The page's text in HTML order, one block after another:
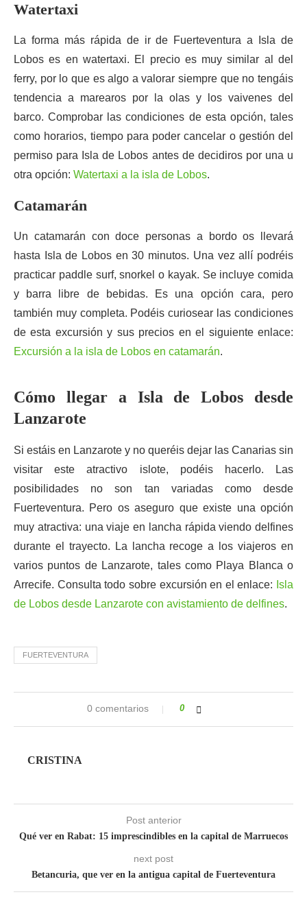
Watertaxi
La forma más rápida de ir de Fuerteventura a Isla de
Lobos es en watertaxi. El precio es muy similar al del
ferry, por lo que es algo a valorar siempre que no tengáis
tendencia a marearos por la olas y los vaivenes del
barco. Comprobar las condiciones de esta opción, tales
como horarios, tiempo para poder cancelar o gestión del
permiso para Isla de Lobos antes de decidiros por una u
otra opción: Watertaxi a la isla de Lobos.
Catamarán
Un catamarán con doce personas a bordo os llevará
hasta Isla de Lobos en 30 minutos. Una vez allí podréis
practicar paddle surf, snorkel o kayak. Se incluye comida
y barra libre de bebidas. Es una opción cara, pero
también muy completa. Podéis curiosear las condiciones
de esta excursión y sus precios en el siguiente enlace:
Excursión a la isla de Lobos en catamarán.
Cómo llegar a Isla de Lobos desde
Lanzarote
Si estáis en Lanzarote y no queréis dejar las Canarias sin
visitar este atractivo islote, podéis hacerlo. Las
posibilidades no son tan variadas como desde
Fuerteventura. Pero os aseguro que existe una opción
muy atractiva: una viaje en lancha rápida viendo delfines
durante el trayecto. La lancha recoge a los viajeros en
varios puntos de Lanzarote, tales como Playa Blanca o
Arrecife. Consulta todo sobre excursión en el enlace: Isla
de Lobos desde Lanzarote con avistamiento de delfines.
FUERTEVENTURA
0 comentarios 0
CRISTINA
Post anterior
Qué ver en Rabat: 15 imprescindibles en la capital de Marruecos
next post
Betancuria, que ver en la antigua capital de Fuerteventura